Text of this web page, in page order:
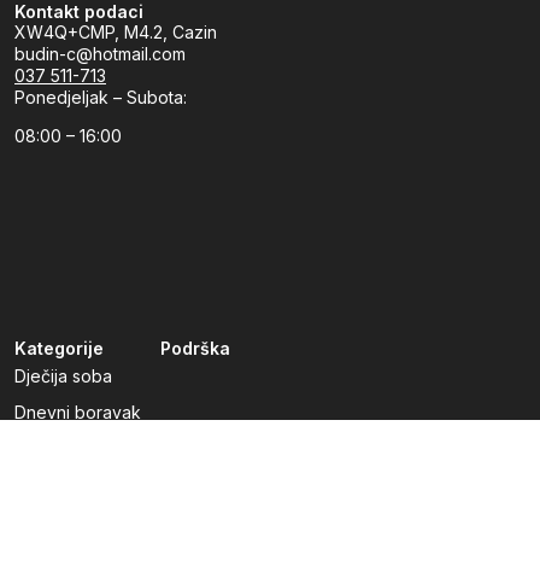
Kontakt podaci
XW4Q+CMP, M4.2, Cazin
budin-c@hotmail.com
037 511-713
Ponedjeljak – Subota:
08:00 – 16:00
Kategorije
Dječija soba
Dnevni boravak
Podrška